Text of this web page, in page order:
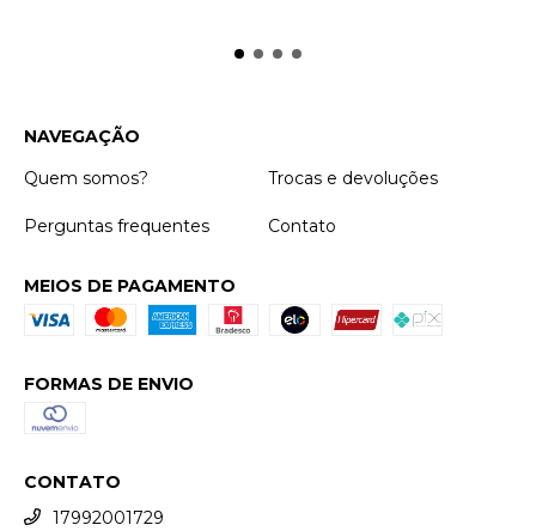
NAVEGAÇÃO
Quem somos?
Trocas e devoluções
Perguntas frequentes Contato
MEIOS DE PAGAMENTO
FORMAS DE ENVIO
CONTATO
17992001729